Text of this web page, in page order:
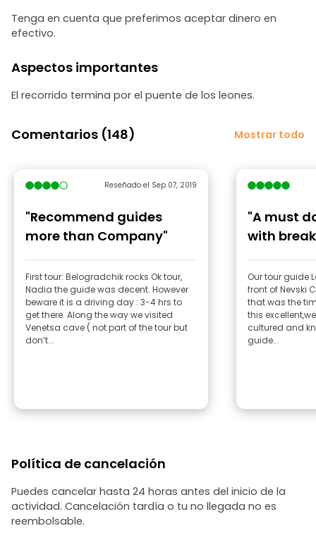
Tenga en cuenta que preferimos aceptar dinero en
efectivo.
Aspectos importantes
El recorrido termina por el puente de los leones.
Comentarios (148) Mostrar todo
Reseñado el Sep 07, 2019
"Recommend guides
more than Company"
First tour: Belogradchik rocks Ok tour,
Nadia the guide was decent. However
beware it is a driving day : 3-4 hrs to
get there. Along the way we visited
Venetsa cave ( not part of the tour but
don’t...
"A must
with
Our tour guide
front of Nevski Cathedral at 9 am and
that was the
this
cultured and
guide...
Política de cancelación
Puedes cancelar hasta 24 horas antes del inicio de la
actividad. Cancelación tardía o tu no llegada no es
reembolsable.